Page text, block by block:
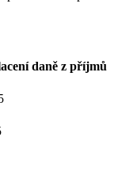
daně z příjmů